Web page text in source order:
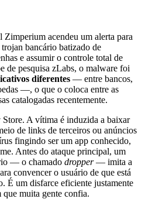
Zimperium acendeu um alerta para
bancário batizado de
e assumir o controle total de
de pesquisa zLabs, o malware foi
diferentes — entre bancos,
—, o que o coloca entre as
catalogadas recentemente.
A vítima é induzida a baixar
de links de terceiros ou anúncios
fingindo ser um app conhecido,
Antes do ataque principal, um
— o chamado dropper— imita a
convencer o usuário de que está
É um disfarce eficiente justamente
que muita gente confia.